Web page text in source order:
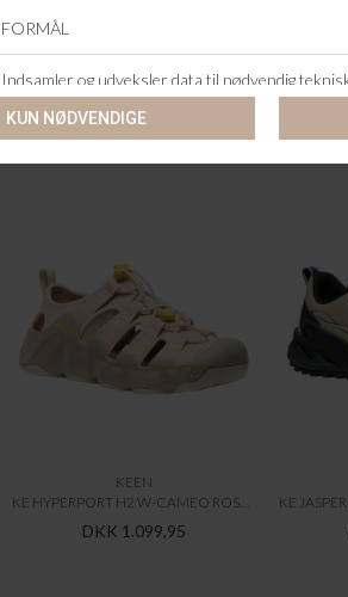
ANDRE KØBTE
KEEN
KE HYPERPORT H2 W-CAMEO ROSE-BIRCH SANDALS & SLIDES
DKK 1.099,95